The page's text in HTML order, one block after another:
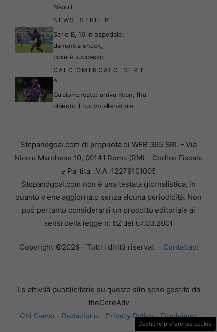
Napoli
NEWS SERIE B
Serie B, 16 in ospedale:
denuncia shock,
cosa è successo
CALCIOMERCATO
SERIE
A
Calciomercato: arriva Kean, l’ha
chiesto il nuovo allenatore
Stopandgoal.com di proprietà di WEB 365 SRL - Via
Nicola Marchese 10, 00141 Roma (RM) - Codice Fiscale
e Partita I.V.A. 12279101005
Stopandgoal.com non è una testata giornalistica, in
quanto viene aggiornato senza alcuna periodicità. Non
può pertanto considerarsi un prodotto editoriale ai
sensi della legge n. 62 del 07.03.2001
Copyright ©2026 - Tutti i diritti riservati - Contattaci
Le attività pubblicitarie su questo sito sono gestite da
theCoreAdv
Chi Siamo - Redazione - Privacy Policy-Disclaimer
Gestione preferenze cookie